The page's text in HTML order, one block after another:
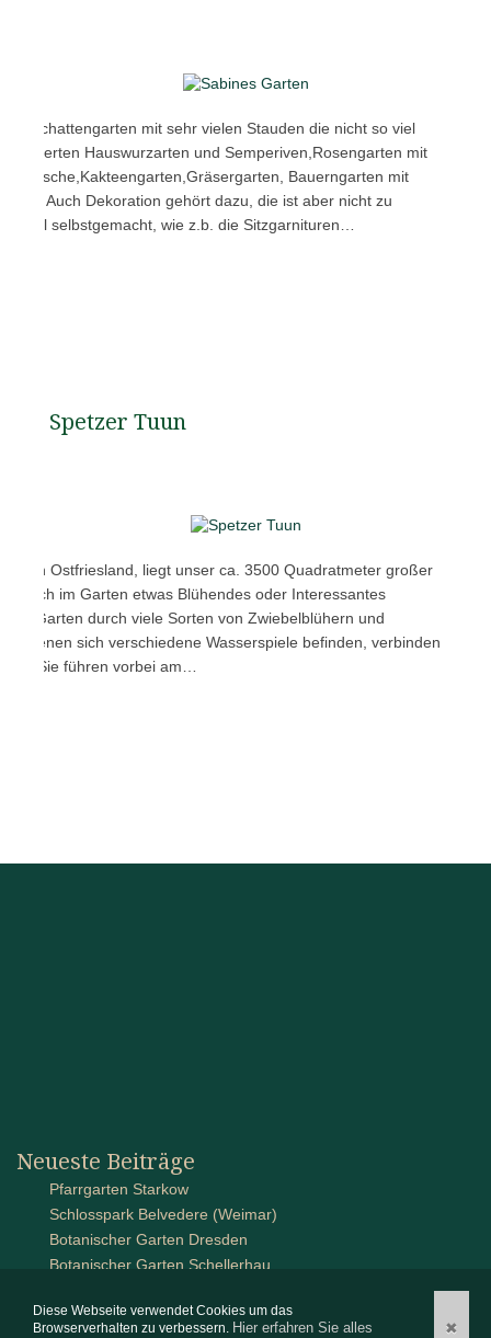
Diese Webseite verwendet Cookies um das
Browserverhalten zu verbessern. Hier erfahren Sie alles
✖
Schattengarten mit sehr vielen Stauden die nicht so viel
hunderten Hauswurzarten und Semperiven,Rosengarten mit
Fische,Kakteengarten,Gräsergarten, Bauerngarten mit
Auch Dekoration gehört dazu, die ist aber nicht zu
viel selbstgemacht, wie z.b. die Sitzgarnituren…
Spetzer Tuun
von Ostfriesland, liegt unser ca. 3500 Quadratmeter großer
sich im Garten etwas Blühendes oder Interessantes
Garten durch viele Sorten von Zwiebelblühern und
denen sich verschiedene Wasserspiele befinden, verbinden
Sie führen vorbei am…
Neueste Beiträge
Pfarrgarten Starkow
Schlosspark Belvedere (Weimar)
Botanischer Garten Dresden
Botanischer Garten Schellerhau